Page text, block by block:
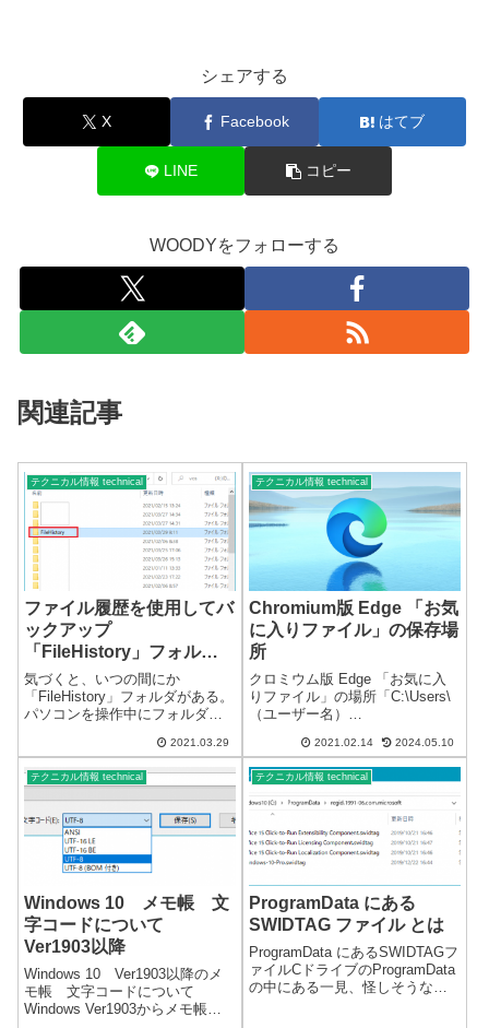
シェアする
X Facebook はてブ
LINE コピー
WOODYをフォローする
関連記事
テクニカル情報 technical
ファイル履歴を使用してバ
ックアップ
「FileHistory」フォルダ
について
気づくと、いつの間にか
「FileHistory」フォルダがある。
パソコンを操作中にフォルダを
「FileHistory」フォルダがありま
ファイルは、Dドライブにあるフ
ァイルの一部のコピーで...
2021.03.29
テクニカル情報 technical
Chromium版 Edge 「お気
に入りファイル」の保存場
所
クロミウム版 Edge 「お気に入
りファイル」の場所「C:\Users\
（ユーザー名）
User Data\Default」または、
「%LOCALAPPDATA%\Microsof
t...
2021.02.14 2024.05.10
テクニカル情報 technical
Windows 10 メモ帳 文
字コードについて
Ver1903以降
Windows 10 Ver1903以降のメ
モ帳 文字コードについて
Windows Ver1903からメモ帳を
テクニカル情報 technical
ProgramData にある
SWIDTAG ファイル とは
ProgramData にあるSWIDTAGフ
ァイルCドライブのProgramData
の中にある一見、怪しそうなフ